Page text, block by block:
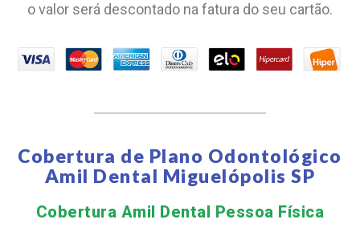
o valor será descontado na fatura do seu cartão.
Cobertura de Plano Odontológico
Amil Dental Miguelópolis SP
Cobertura Amil Dental Pessoa Física​